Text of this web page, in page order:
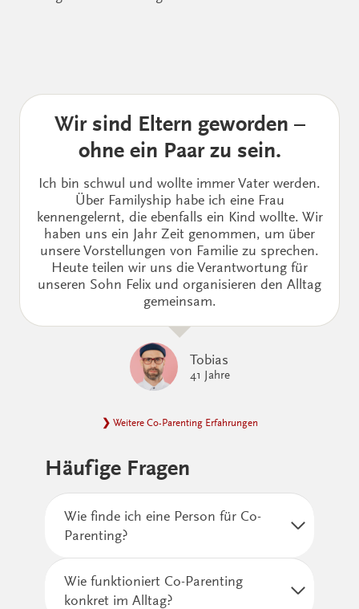
Wir sind Eltern geworden –
ohne ein Paar zu sein.
Ich bin schwul und wollte immer Vater werden.
Über Familyship habe ich eine Frau
kennengelernt, die ebenfalls ein Kind wollte. Wir
haben uns ein Jahr Zeit genommen, um über
unsere Vorstellungen von Familie zu sprechen.
Heute teilen wir uns die Verantwortung für
unseren Sohn Felix und organisieren den Alltag
gemeinsam.
Tobias
41 Jahre
❯ Weitere Co-Parenting Erfahrungen
Häufige Fragen
Wie finde ich eine Person für Co-
Parenting?
Wie funktioniert Co-Parenting
konkret im Alltag?